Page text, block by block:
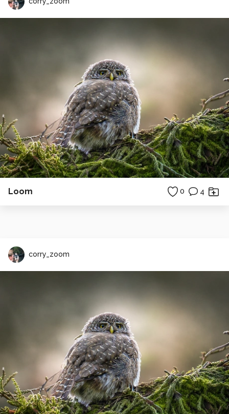
Loom 0 4
corry_zoom